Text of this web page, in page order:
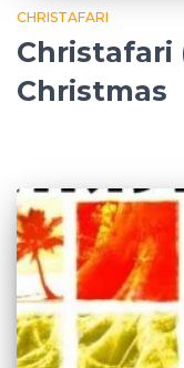
CHRISTAFARI
Christafari
Christmas